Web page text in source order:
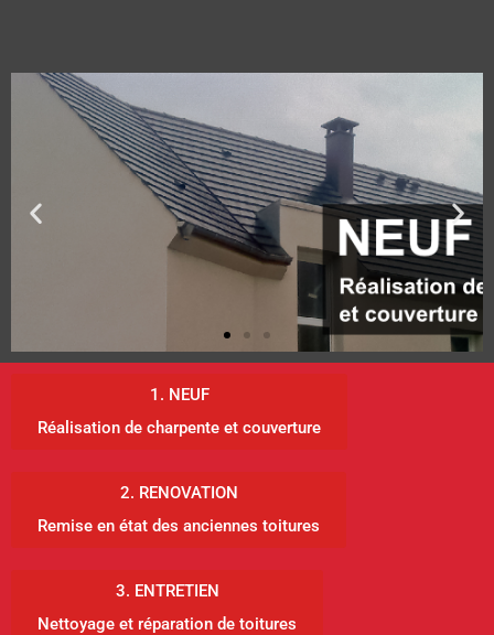
1. NEUF
Réalisation de charpente et couverture
2. RENOVATION
Remise en état des anciennes toitures
3. ENTRETIEN
Nettoyage et réparation de toitures